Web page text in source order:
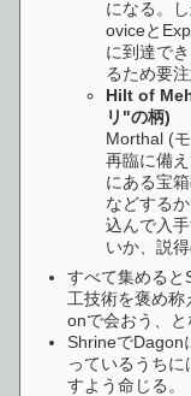
になる。
oviceと
に到達で
るため要注
Hilt of
リ"の柄)
Morthal (
再臨に備
にある宝
などする
込んで入
いか、説
すべて集めると
工技術を褒め
onで会おう、と
ShrineでDagon
っているうち
すよう命じる。